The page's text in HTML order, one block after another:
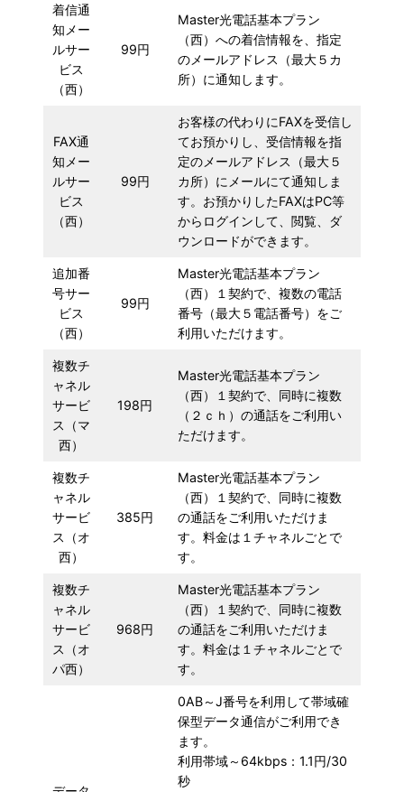
着信通
知メー
ルサー
ビス
（西）
99円
Master光電話基本プラン
（西）への着信情報を、指定
のメールアドレス（最大５カ
所）に通知します。
FAX通
知メー
ルサー
ビス
（西）
99円
お客様の代わりにFAXを受信し
てお預かりし、受信情報を指
定のメールアドレス（最大５
カ所）にメールにて通知しま
す。お預かりしたFAXはPC等
からログインして、閲覧、ダ
ウンロードができます。
追加番
号サー
ビス
（西）
99円
Master光電話基本プラン
（西）１契約で、複数の電話
番号（最大５電話番号）をご
利用いただけます。
複数チ
ャネル
サービ
ス（マ
西）
198円
Master光電話基本プラン
（西）１契約で、同時に複数
（２ｃｈ）の通話をご利用い
ただけます。
複数チ
ャネル
サービ
ス（オ
西）
385円
Master光電話基本プラン
（西）１契約で、同時に複数
の通話をご利用いただけま
す。料金は１チャネルごとで
す。
複数チ
ャネル
サービ
ス（オ
パ西）
968円
Master光電話基本プラン
（西）１契約で、同時に複数
の通話をご利用いただけま
す。料金は１チャネルごとで
す。
0AB～J番号を利用して帯域確
保型データ通信がご利用でき
ます。
利用帯域～64kbps：1.1円/30
秒